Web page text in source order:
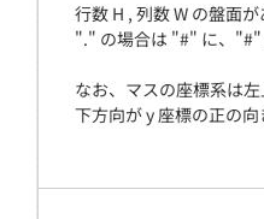
行数 H , 列数 W の盤面
"." の場合は "#" に、"#"
なお、マスの座標系は
下方向が y 座標の正の